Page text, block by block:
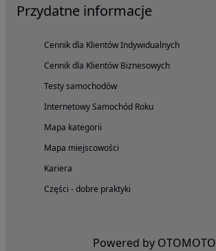
Przydatne informacje
Cennik dla Klientów Indywidualnych
Cennik dla Klientów Biznesowych
Testy samochodów
Internetowy Samochód Roku
Mapa kategorii
Mapa miejscowości
Kariera
Części - dobre praktyki
Powered by OTOMOTO